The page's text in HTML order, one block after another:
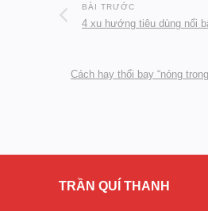
BÀI TRƯỚC
4 xu hướng tiêu dùng nổi
Cách hay thổi bay “nóng
TRẦN QUÍ THANH